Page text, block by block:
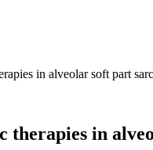
in alveolar soft part
therapies in